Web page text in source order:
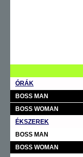
ÓRÁK
BOSS MAN
BOSS WOMAN
ÉKSZEREK
BOSS MAN
BOSS WOMAN